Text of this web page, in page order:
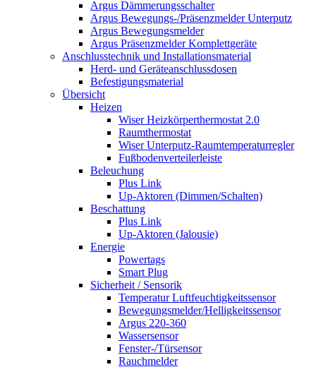
Argus Dämmerungsschalter
Argus Bewegungs-/Präsenzmelder Unterputz
Argus Bewegungsmelder
Argus Präsenzmelder Komplettgeräte
Anschlusstechnik und Installationsmaterial
Herd- und Geräteanschlussdosen
Befestigungsmaterial
Übersicht
Heizen
Wiser Heizkörperthermostat 2.0
Raumthermostat
Wiser Unterputz-Raumtemperaturregler
Fußbodenverteilerleiste
Beleuchung
Plus Link
Up-Aktoren (Dimmen/Schalten)
Beschattung
Plus Link
Up-Aktoren (Jalousie)
Energie
Powertags
Smart Plug
Sicherheit / Sensorik
Temperatur Luftfeuchtigkeitssensor
Bewegungsmelder/Helligkeitssensor
Argus 220-360
Wassersensor
Fenster-/Türsensor
Rauchmelder